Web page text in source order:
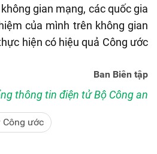
gian mạng, các quốc gia
của mình trên không gian
hiện có hiệu quả Công ước
Ban Biên tập
thông tin điện tử Bộ Công an
Công ước